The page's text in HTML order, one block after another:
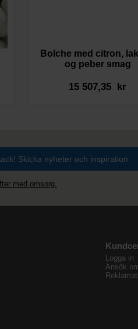
Bolche med citron,
og peber smag
15 507,35 kr
med omsorg.
Logga in
Ansök